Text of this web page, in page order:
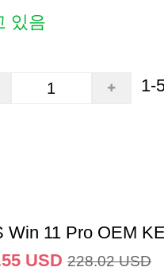
있음
1-
Win 11 Pro OEM
USD 228.02 USD